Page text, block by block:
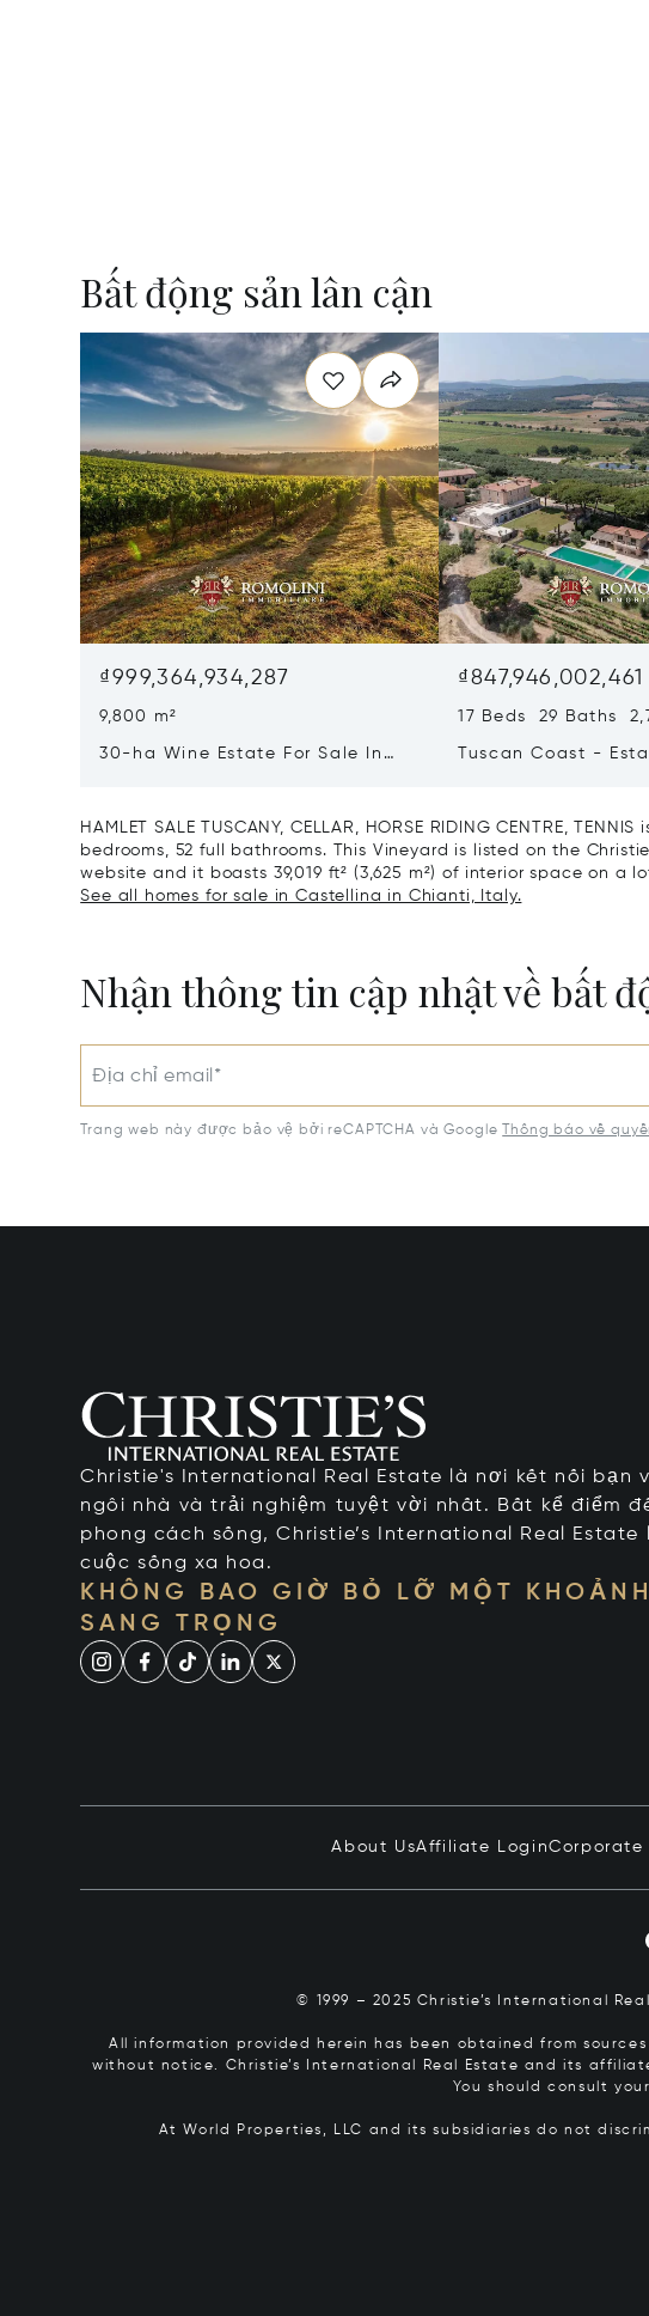
Bất động sản lân cận
₫999,364,934,287
9,800 m²
30-ha Wine Estate For Sale In
₫847,946,002,461
17 Beds 29 Baths
Tuscan Coast -
HAMLET SALE TUSCANY, CELLAR, HORSE RIDING CENTRE,
bedrooms, 52 full bathrooms. This Vineyard is listed on the
website and it boasts 39,019 ft² (3,625 m²) of interior space on a
See all homes for sale in Castellina in Chianti, Italy.
Nhận thông tin cập nhật về bất
Địa chỉ email*
Trang web này được bảo vệ bởi reCAPTCHA và Google Thông báo về
Christie's International Real Estate là nơi kết nối bạn
ngôi nhà và trải nghiệm tuyệt vời nhất. Bất kể điểm
phong cách sống, Christie’s International Real Estate
cuộc sống xa hoa.
KHÔNG BAO GIỜ BỎ LỠ MỘT
SANG TRỌNG
About UsAffiliate LoginCorporate
© 1999 – 2025 Christie’s International
All information provided herein has been obtained from
without notice. Christie’s International Real Estate and its
You should consult
At World Properties, LLC and its subsidiaries do not